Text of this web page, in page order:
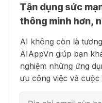
🍎 Claude
15 Thg 07
🎁 Hướng
Business
👗
thành
💻
thông minh
Tận dụng sức
thông minh hơn,
AI không còn là
AIAppVn giúp bạn
nghiệm những ứng
ưu công việc và cuộc